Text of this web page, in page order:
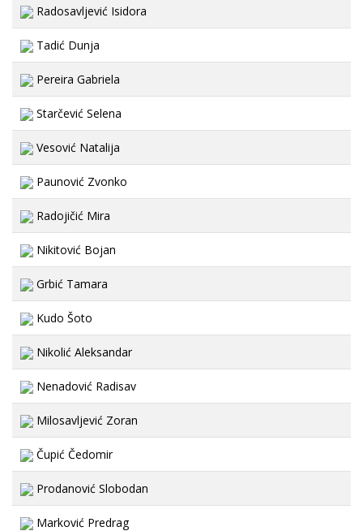
Radosavljević Isidora
Tadić Dunja
Pereira Gabriela
Starčević Selena
Vesović Natalija
Paunović Zvonko
Radojičić Mira
Nikitović Bojan
Grbić Tamara
Kudo Šoto
Nikolić Aleksandar
Nenadović Radisav
Milosavljević Zoran
Čupić Čedomir
Prodanović Slobodan
Marković Predrag